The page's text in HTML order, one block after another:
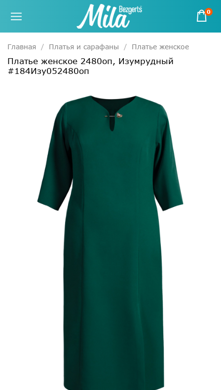
0
Главная Платья и сарафаны Платье женское
Платье женское 2480оп, Изумрудный
#184Изу052480оп